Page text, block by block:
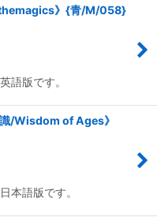
》{青/M/058}
語版です。
/Wisdom of Ages》
本語版です。